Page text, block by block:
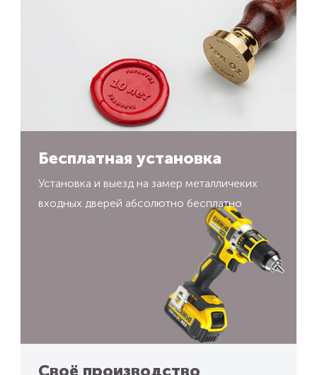
Бесплатная установка
Установка и выезд на замер металличеких
входных дверей абсолютно бесплатно
Своё производство